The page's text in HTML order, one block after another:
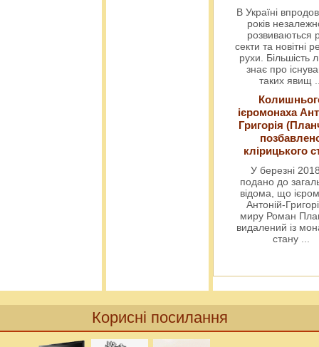
В Україні
років
розвиваються
секти та новітні
рухи. Більшість
знає про
таких явищ
ієромонаха
Григорія
клірицького
У березні
подано до
відома, що
Антоній-
миру Роман
видалений із
стану ...
Корисні посилання